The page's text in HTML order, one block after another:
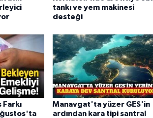
tankı ve yem makinesi
desteği
Farkı
Manavgat'ta yüzer GES'in
ardından kara tipi santral